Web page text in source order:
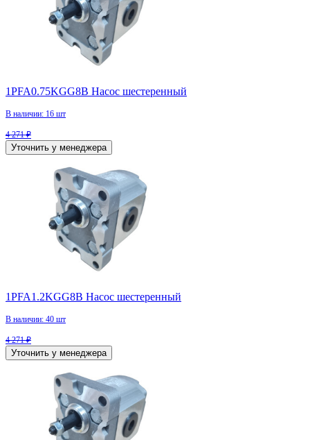
1PFA0.75KGG8B Насос шестеренный
В наличии: 16 шт
4 271 ₽
Уточнить у менеджера
1PFA1.2KGG8B Насос шестеренный
В наличии: 40 шт
4 271 ₽
Уточнить у менеджера